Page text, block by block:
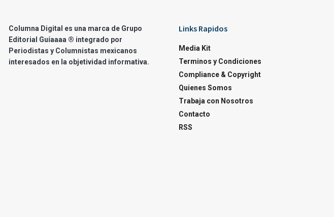
Columna Digital es una marca de Grupo
Editorial Guíaaaa ® integrado por
Periodistas y Columnistas mexicanos
interesados en la objetividad informativa.
Links Rapidos
Media Kit
Terminos y Condiciones
Compliance & Copyright
Quienes Somos
Trabaja con Nosotros
Contacto
RSS